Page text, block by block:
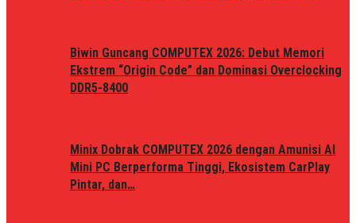
Biwin Guncang COMPUTEX 2026: Debut Memori
Ekstrem “Origin Code” dan Dominasi Overclocking
DDR5-8400
Minix Dobrak COMPUTEX 2026 dengan Amunisi AI
Mini PC Berperforma Tinggi, Ekosistem CarPlay
Pintar, dan…